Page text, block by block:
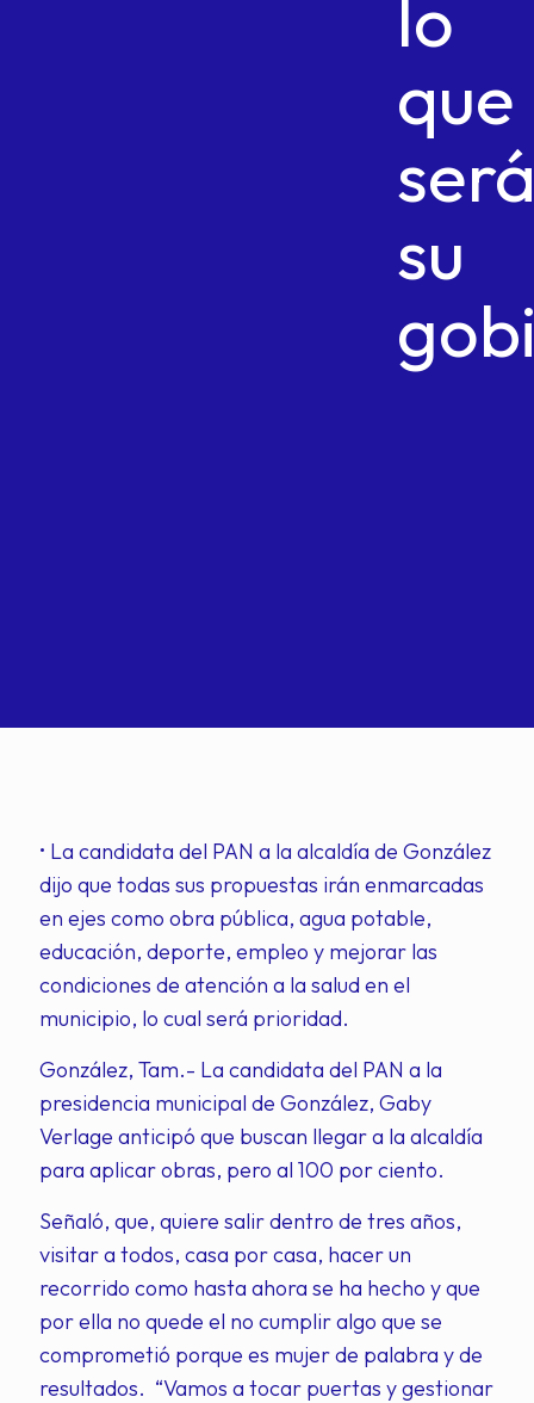
lo
que
su
• La candidata del PAN a la alcaldía de González
dijo que todas sus propuestas irán enmarcadas
en ejes como obra pública, agua potable,
educación, deporte, empleo y mejorar las
condiciones de atención a la salud en el
municipio, lo cual será prioridad.
González, Tam.- La candidata del PAN a la
presidencia municipal de González, Gaby
Verlage anticipó que buscan llegar a la alcaldía
para aplicar obras, pero al 100 por ciento.
Señaló, que, quiere salir dentro de tres años,
visitar a todos, casa por casa, hacer un
recorrido como hasta ahora se ha hecho y que
por ella no quede el no cumplir algo que se
comprometió porque es mujer de palabra y de
resultados. “Vamos a tocar puertas y gestionar